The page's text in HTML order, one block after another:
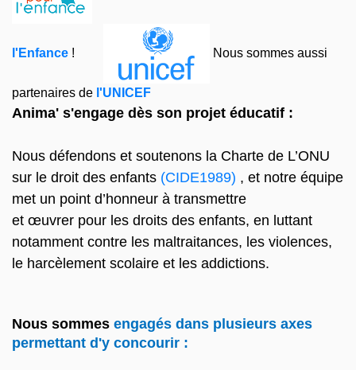
l'Enfance ! Nous sommes aussi
partenaires de l'UNICEF
Anima' s'engage dès son projet éducatif :
Nous défendons et soutenons la Charte de L’ONU
sur le droit des enfants (CIDE1989) , et notre équipe
met un point d’honneur à transmettre
et œuvrer pour les droits des enfants, en luttant
notamment contre les maltraitances, les violences,
le harcèlement scolaire et les addictions.
Nous sommes engagés dans plusieurs axes
permettant d'y concourir :